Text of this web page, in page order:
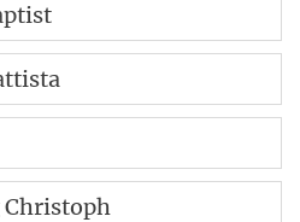
Christoph